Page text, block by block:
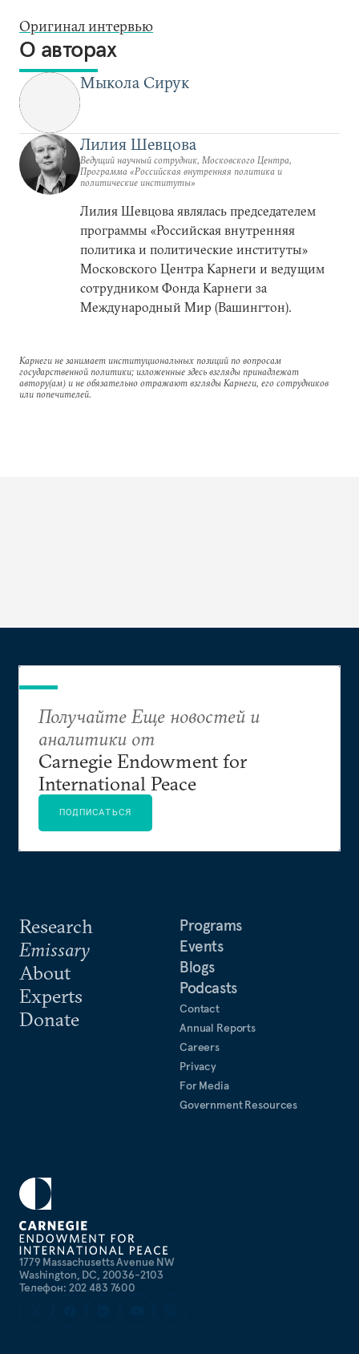
Оригинал интервью
О авторах
Мыкола Сирук
Лилия Шевцова
Ведущий научный сотрудник, Московского Центра,
Программа «Российская внутренняя политика и
политические институты»
Лилия Шевцова являлась председателем
программы «Российская внутренняя
политика и политические институты»
Московского Центра Карнеги и ведущим
сотрудником Фонда Карнеги за
Международный Мир (Вашингтон).
Карнеги не занимает институциональных позиций по вопросам
государственной политики; изложенные здесь взгляды принадлежат
автору(ам) и не обязательно отражают взгляды Карнеги, его сотрудников
или попечителей.
1779 Massachusetts Avenue NW
Washington, DC, 20036-2103
Телефон: 202 483 7600
Research
Emissary
About
Experts
Donate
Programs
Events
Blogs
Podcasts
Contact
Annual Reports
Careers
Privacy
For Media
Government Resources
Получайте Еще новостей и
аналитики от
Carnegie Endowment for
International Peace
ПОДПИСАТЬСЯ